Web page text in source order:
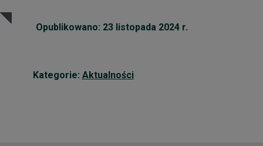
Opublikowano: 23 listopada 2024 r.
Kategorie: Aktualności